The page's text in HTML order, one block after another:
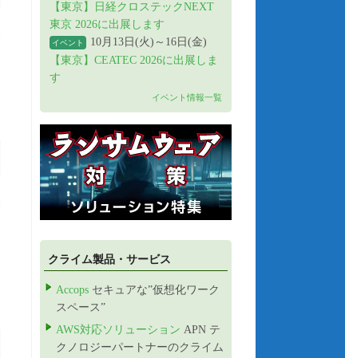
【東京】日経クロステックNEXT
東京 2026に出展します
イベント
10月13日(火)～16日(金)
【東京】CEATEC 2026に出展しま
す
イベント情報一覧
クライム製品・サービス
Accops セキュアな”仮想化ワーク
スペース”
AWS対応ソリューション APN テ
クノロジーパートナーのクライム